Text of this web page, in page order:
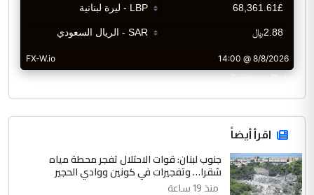
CurrencyRate
اقرأ أيضاً
جنوب لبنان: قوات الاحتلال تفجر محطة مياه
شقرا… وتفجيرات في كونين ووادي الحجير
منذ 19 ساعة